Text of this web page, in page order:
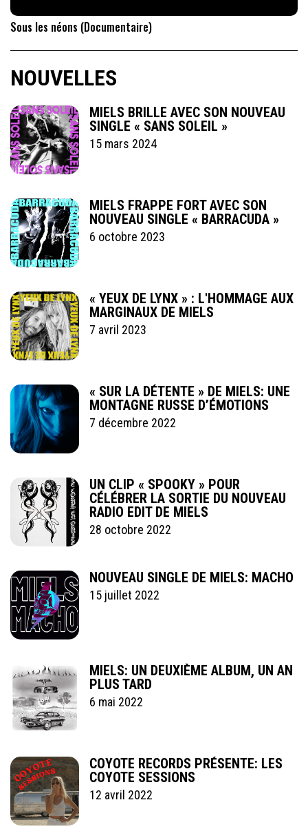
Sous les néons (Documentaire)
NOUVELLES
MIELS BRILLE AVEC SON NOUVEAU
SINGLE « SANS SOLEIL »
15 mars 2024
MIELS FRAPPE FORT AVEC SON
NOUVEAU SINGLE « BARRACUDA »
6 octobre 2023
« YEUX DE LYNX » : L'HOMMAGE AUX
MARGINAUX DE MIELS
7 avril 2023
« SUR LA DÉTENTE » DE MIELS: UNE
MONTAGNE RUSSE D’ÉMOTIONS
7 décembre 2022
UN CLIP « SPOOKY » POUR
CÉLÉBRER LA SORTIE DU NOUVEAU
RADIO EDIT DE MIELS
28 octobre 2022
NOUVEAU SINGLE DE MIELS: MACHO
15 juillet 2022
MIELS: UN DEUXIÈME ALBUM, UN AN
PLUS TARD
6 mai 2022
COYOTE RECORDS PRÉSENTE: LES
COYOTE SESSIONS
12 avril 2022